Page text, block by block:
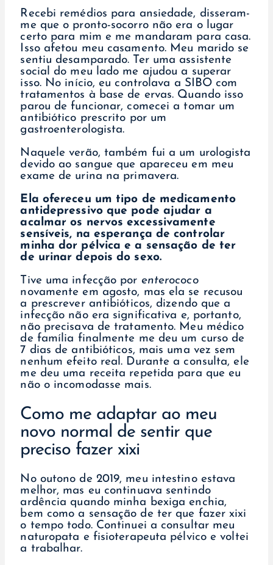
Recebi remédios para ansiedade, disseram-
me que o pronto-socorro não era o lugar
certo para mim e me mandaram para casa.
Isso afetou meu casamento. Meu marido se
sentiu desamparado. Ter uma assistente
social do meu lado me ajudou a superar
isso. No início, eu controlava a SIBO com
tratamentos à base de ervas. Quando isso
parou de funcionar, comecei a tomar um
antibiótico prescrito por um
gastroenterologista.
Naquele verão, também fui a um urologista
devido ao sangue que apareceu em meu
exame de urina na primavera.
Ela ofereceu um tipo de medicamento
antidepressivo que pode ajudar a
acalmar os nervos excessivamente
sensíveis, na esperança de controlar
minha dor pélvica e a sensação de ter
de urinar depois do sexo.
Tive uma infecção por enterococo
novamente em agosto, mas ela se recusou
a prescrever antibióticos, dizendo que a
infecção não era significativa e, portanto,
não precisava de tratamento. Meu médico
de família finalmente me deu um curso de
7 dias de antibióticos, mais uma vez sem
nenhum efeito real. Durante a consulta, ele
me deu uma receita repetida para que eu
não o incomodasse mais.
Como me adaptar ao meu
novo normal de sentir que
preciso fazer xixi
No outono de 2019, meu intestino estava
melhor, mas eu continuava sentindo
ardência quando minha bexiga enchia,
bem como a sensação de ter que fazer xixi
o tempo todo. Continuei a consultar meu
naturopata e fisioterapeuta pélvico e voltei
a trabalhar.